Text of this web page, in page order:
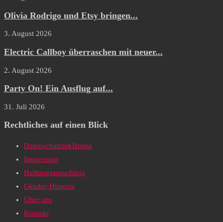
Olivia Rodrigo und Etsy bringen...
3. August 2026
Electric Callboy überraschen mit neuer...
2. August 2026
Party On! Ein Ausflug auf...
31. Juli 2026
Rechtliches auf einen Blick
Datenschutzerklärung
Impressum
Haftungsausschluss
Gender-Hinweis
Über uns
Kontakt